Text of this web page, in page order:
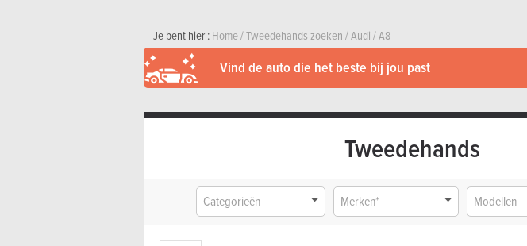
Je bent hier :Home/Tweedehands zoeken/Audi/A8
Vind de auto die het beste bij jou past
Tweedehands
Categorieën Merken* Modellen